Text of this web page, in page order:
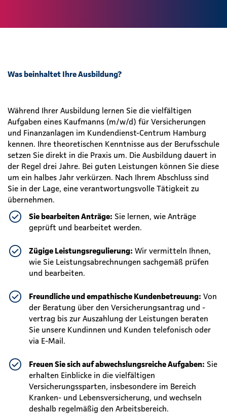
Was beinhaltet Ihre Ausbildung?
Während Ihrer Ausbildung lernen Sie die vielfältigen
Aufgaben eines Kaufmanns (m/w/d) für Versicherungen
und Finanzanlagen im Kundendienst-Centrum Hamburg
kennen. Ihre theoretischen Kenntnisse aus der Berufsschule
setzen Sie direkt in die Praxis um. Die Ausbildung dauert in
der Regel drei Jahre. Bei guten Leistungen können Sie diese
um ein halbes Jahr verkürzen. Nach Ihrem Abschluss sind
Sie in der Lage, eine verantwortungsvolle Tätigkeit zu
übernehmen.
Sie bearbeiten Anträge: Sie lernen, wie Anträge
geprüft und bearbeitet werden.
Zügige Leistungsregulierung: Wir vermitteln Ihnen,
wie Sie Leistungsabrechnungen sachgemäß prüfen
und bearbeiten.
Freundliche und empathische Kundenbetreuung: Von
der Beratung über den Versicherungsantrag und -
vertrag bis zur Auszahlung der Leistungen beraten
Sie unsere Kundinnen und Kunden telefonisch oder
via E-Mail.
Freuen Sie sich auf abwechslungsreiche Aufgaben: Sie
erhalten Einblicke in die vielfältigen
Versicherungssparten, insbesondere im Bereich
Kranken- und Lebensversicherung, und wechseln
deshalb regelmäßig den Arbeitsbereich.